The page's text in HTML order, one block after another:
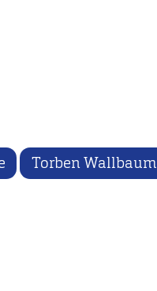
Torben Wallbaum